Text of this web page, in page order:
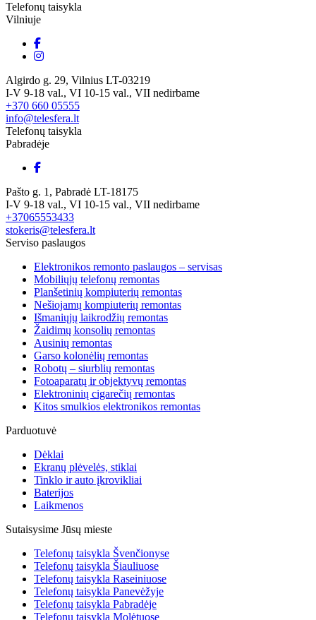
Telefonų taisykla
Vilniuje
Algirdo g. 29, Vilnius LT-03219
I-V 9-18 val., VI 10-15 val., VII nedirbame
+370 660 05555
info@telesfera.lt
Telefonų taisykla
Pabradėje
Pašto g. 1, Pabradė LT-18175
I-V 9-18 val., VI 10-15 val., VII nedirbame
+37065553433
stokeris@telesfera.lt
Serviso paslaugos
Elektronikos remonto paslaugos – servisas
Mobiliųjų telefonų remontas
Planšetinių kompiuterių remontas
Nešiojamų kompiuterių remontas
Išmaniųjų laikrodžių remontas
Žaidimų konsolių remontas
Ausinių remontas
Garso kolonėlių remontas
Robotų – siurblių remontas
Fotoaparatų ir objektyvų remontas
Elektroninių cigarečių remontas
Kitos smulkios elektronikos remontas
Parduotuvė
Dėklai
Ekranų plėvelės, stiklai
Tinklo ir auto įkrovikliai
Baterijos
Laikmenos
Sutaisysime Jūsų mieste
Telefonų taisykla Švenčionyse
Telefonų taisykla Šiauliuose
Telefonų taisykla Raseiniuose
Telefonų taisykla Panevėžyje
Telefonų taisykla Pabradėje
Telefonų taisykla Molėtuose